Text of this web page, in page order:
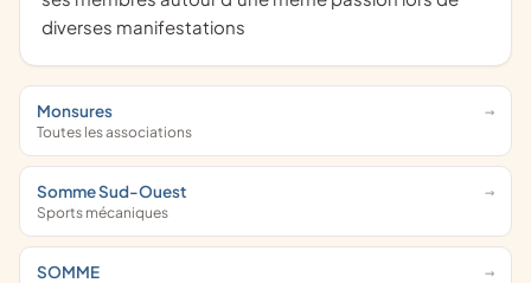
diverses manifestations
Monsures
Toutes les associations
Somme Sud-Ouest
Sports mécaniques
SOMME